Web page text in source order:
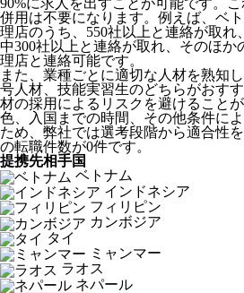
90%に求人を出すことが可能です。
併用は不要になります。例えば、ベ
理店のうち、550社以上と連絡が取れ
中300社以上と連絡が取れ、そのほか
理店と連絡可能です。
また、業種ごとに適切な人材を熟知
号人材、技能実習生のどちらがおす
材の採用によるリスクを避けること
色、入国までの時間、その他条件に
ため、弊社では選考段階から適合性
の転職件数が0件です。
提携先相手国
ベトナム
インドネシア
フィリピン
カンボジア
タイ
ミャンマー
ラオス
ネパール